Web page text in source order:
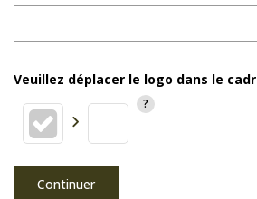
Veuillez déplacer le logo dans le
Continuer